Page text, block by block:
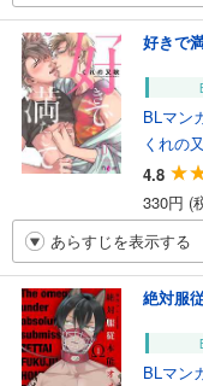
好きで
BLマン
くれの
4.8
330円 (
あらすじを表示する
絶対服
BLマン